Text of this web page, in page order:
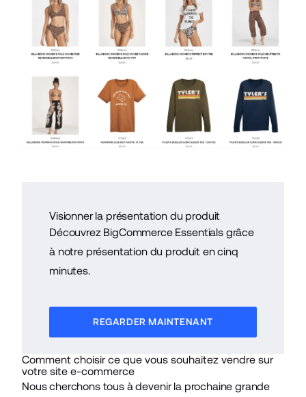
Visionner la présentation du produit
Découvrez BigCommerce Essentials grâce
à notre présentation du produit en cinq
minutes.
REGARDER MAINTENANT
Comment choisir ce que vous souhaitez vendre sur
votre site e-commerce
Nous cherchons tous à devenir la prochaine grande